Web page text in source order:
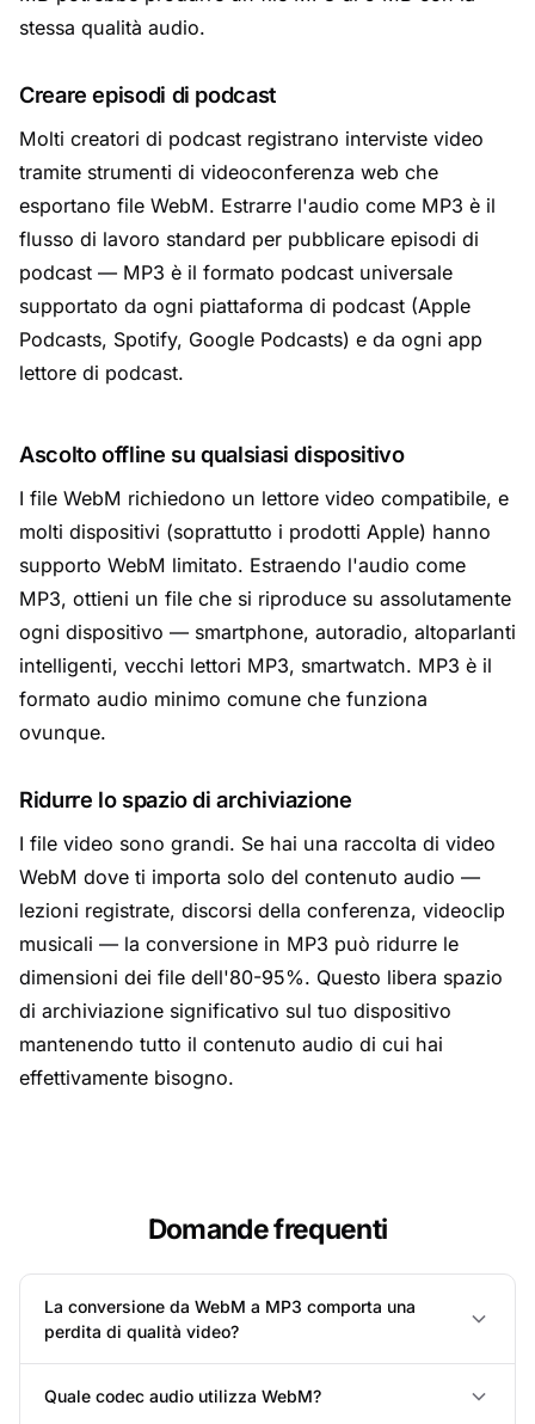
stessa qualità audio.
Creare episodi di podcast
Molti creatori di podcast registrano interviste video
tramite strumenti di videoconferenza web che
esportano file WebM. Estrarre l'audio come MP3 è il
flusso di lavoro standard per pubblicare episodi di
podcast — MP3 è il formato podcast universale
supportato da ogni piattaforma di podcast (Apple
Podcasts, Spotify, Google Podcasts) e da ogni app
lettore di podcast.
Ascolto offline su qualsiasi dispositivo
I file WebM richiedono un lettore video compatibile, e
molti dispositivi (soprattutto i prodotti Apple) hanno
supporto WebM limitato. Estraendo l'audio come
MP3, ottieni un file che si riproduce su assolutamente
ogni dispositivo — smartphone, autoradio, altoparlanti
intelligenti, vecchi lettori MP3, smartwatch. MP3 è il
formato audio minimo comune che funziona
ovunque.
Ridurre lo spazio di archiviazione
I file video sono grandi. Se hai una raccolta di video
WebM dove ti importa solo del contenuto audio —
lezioni registrate, discorsi della conferenza, videoclip
musicali — la conversione in MP3 può ridurre le
dimensioni dei file dell'80-95%. Questo libera spazio
di archiviazione significativo sul tuo dispositivo
mantenendo tutto il contenuto audio di cui hai
effettivamente bisogno.
Domande frequenti
La conversione da WebM a MP3 comporta una
perdita di qualità video?
Quale codec audio utilizza WebM?